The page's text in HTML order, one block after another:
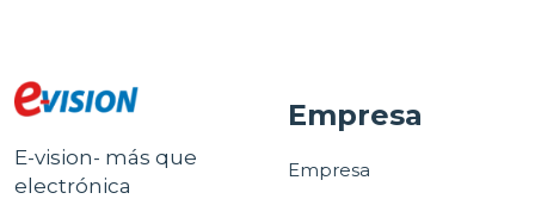
E-vision- más que
electrónica
Empresa
Empresa